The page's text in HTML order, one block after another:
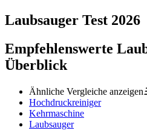
Laubsauger Test 2026
Empfehlenswerte
Überblick
Ähnliche Vergleiche anzeigen
Hochdruckreiniger
Kehrmaschine
Laubsauger